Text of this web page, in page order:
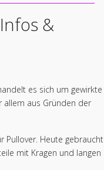
&
es sich um gewirkte
allem aus Gründen der
Pullover. Heute gebraucht
mit Kragen und langen